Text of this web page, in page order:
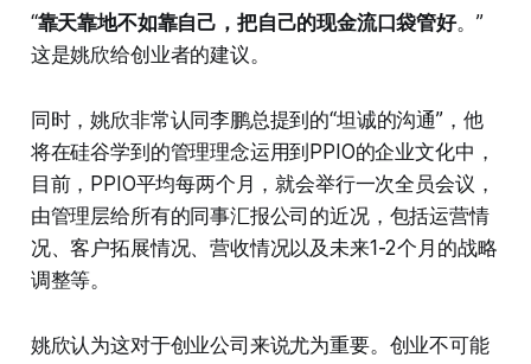
“靠天靠地不如靠自己，把自己的现金流口袋管好。”
这是姚欣给创业者的建议。
同时，姚欣非常认同李鹏总提到的“坦诚的沟通”，他
将在硅谷学到的管理理念运用到PPIO的企业文化中，
目前，PPIO平均每两个月，就会举行一次全员会议，
由管理层给所有的同事汇报公司的近况，包括运营情
况、客户拓展情况、营收情况以及未来1-2个月的战略
调整等。
姚欣认为这对于创业公司来说尤为重要。创业不可能